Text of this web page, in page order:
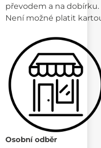
převodem a na dobírku.
Není možné platit
Osobní odběr